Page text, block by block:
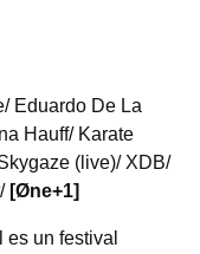
Eduardo De La
Hauff/ Karate
(live)/ XDB/
[Øne+1]
un festival